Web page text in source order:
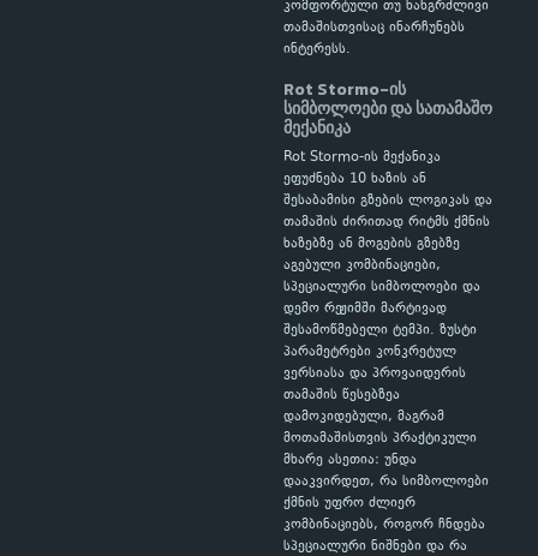
კომფორტული თუ ხანგრძლივი
თამაშისთვისაც ინარჩუნებს
ინტერესს.
Rot Stormo-ის
სიმბოლოები და სათამაშო
მექანიკა
Rot Stormo-ის მექანიკა
ეფუძნება 10 ხაზის ან
შესაბამისი გზების ლოგიკას და
თამაშის ძირითად რიტმს ქმნის
ხაზებზე ან მოგების გზებზე
აგებული კომბინაციები,
სპეციალური სიმბოლოები და
დემო რეჟიმში მარტივად
შესამოწმებელი ტემპი. ზუსტი
პარამეტრები კონკრეტულ
ვერსიასა და პროვაიდერის
თამაშის წესებზეა
დამოკიდებული, მაგრამ
მოთამაშისთვის პრაქტიკული
მხარე ასეთია: უნდა
დააკვირდეთ, რა სიმბოლოები
ქმნის უფრო ძლიერ
კომბინაციებს, როგორ ჩნდება
სპეციალური ნიშნები და რა